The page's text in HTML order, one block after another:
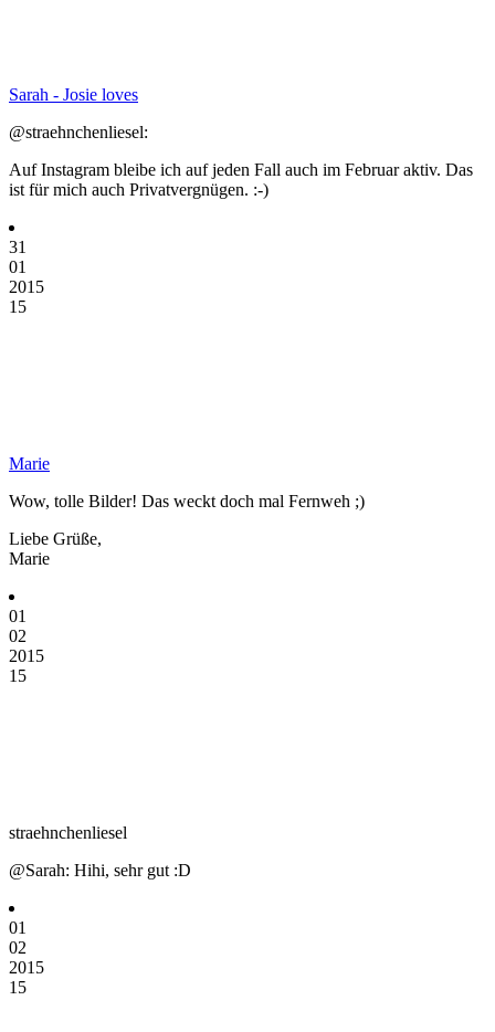
Sarah - Josie loves
@straehnchenliesel:
Auf Instagram bleibe ich auf jeden Fall auch im Februar aktiv. Das
ist für mich auch Privatvergnügen. :-)
31
01
2015
15
Marie
Wow, tolle Bilder! Das weckt doch mal Fernweh ;)
Liebe Grüße,
Marie
01
02
2015
15
straehnchenliesel
@Sarah: Hihi, sehr gut :D
01
02
2015
15